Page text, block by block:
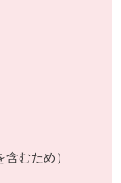
ルーの研修など
ほとんどありま
方でも大丈夫！
心してくださ
むため）